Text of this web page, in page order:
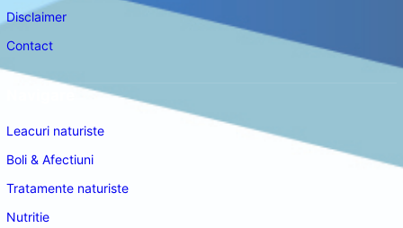
Disclaimer
Contact
Leacuri naturiste
Boli & Afectiuni
Tratamente naturiste
Nutritie